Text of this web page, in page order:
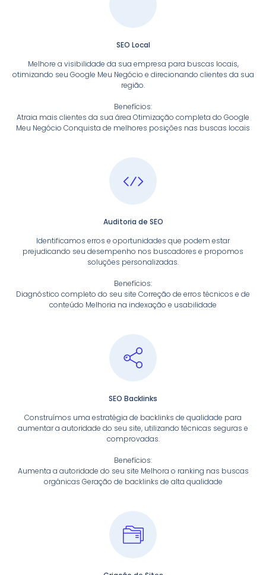
SEO Local
Melhore a visibilidade da sua empresa para buscas locais,
otimizando seu Google Meu Negócio e direcionando clientes da sua
região.
Benefícios:
Atraia mais clientes da sua área Otimização completa do Google
Meu Negócio Conquista de melhores posições nas buscas locais
Auditoria de SEO
Identificamos erros e oportunidades que podem estar
prejudicando seu desempenho nos buscadores e propomos
soluções personalizadas.
Benefícios:
Diagnóstico completo do seu site Correção de erros técnicos e de
conteúdo Melhoria na indexação e usabilidade
SEO Backlinks
Construímos uma estratégia de backlinks de qualidade para
aumentar a autoridade do seu site, utilizando técnicas seguras e
comprovadas.
Benefícios:
Aumenta a autoridade do seu site Melhora o ranking nas buscas
orgânicas Geração de backlinks de alta qualidade